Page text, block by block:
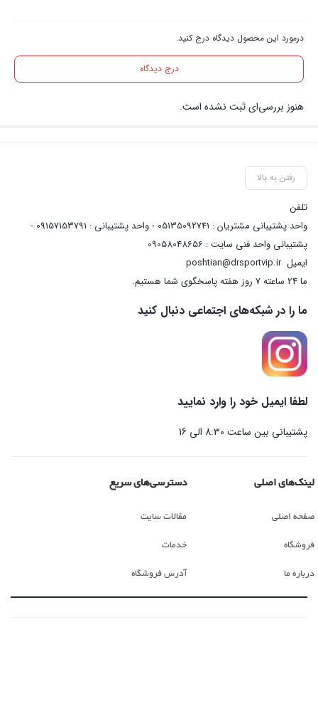
درمورد این محصول دیدگاه درج کنید.
درج دیدگاه
هنوز بررسی‌ای ثبت نشده است.
رفتن به بالا
تلفن
واحد پشتیبانی مشتریان : 05135092741 - واحد پشتیبانی : 09157153791 -
پشتیبانی واحد فنی سایت : 09058048656
ایمیلposhtian@drsportvip.ir
ما 24 ساعته 7 روز هفته پاسخگوی شما هستیم.
ما را در شبکه‌های اجتماعی دنبال کنید
لطفا ایمیل خود را وارد نمایید
پشتیبانی بین ساعت 8:30 الی 16
لینک‌های اصلی
صفحه اصلی
فروشگاه
درباره ما
دسترسی‌های سریع
مقالات سایت
خدمات
آدرس فروشگاه